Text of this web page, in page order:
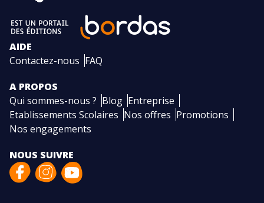
AIDE
Contactez-nous FAQ
A PROPOS
Qui sommes-nous ? Blog Entreprise
Etablissements Scolaires Nos offres Promotions
Nos engagements
NOUS SUIVRE